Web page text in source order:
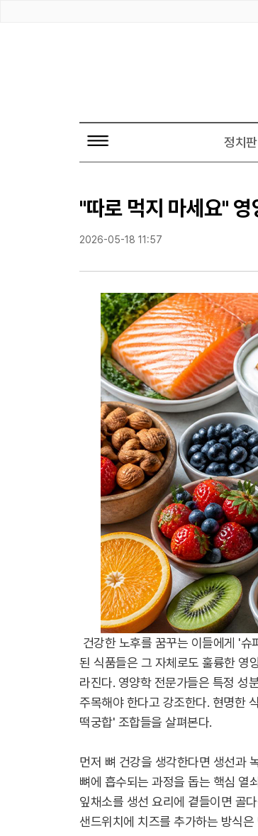
전
체
정치판
"따로 먹지 마세요"
2026-05-18 11:57
건강한 노후를 꿈꾸는 이들에게 '
된 식품들은 그 자체로도 훌륭한 영
라진다. 영양학 전문가들은 특정 성
주목해야 한다고 강조한다. 현명한
떡궁합' 조합들을 살펴본다.
먼저 뼈 건강을 생각한다면 생선과
뼈에 흡수되는 과정을 돕는 핵심 열
잎채소를 생선 요리에 곁들이면 골
샌드위치에 치즈를 추가하는 방식